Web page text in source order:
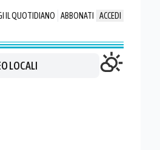
IL QUOTIDIANO ABBONATI ACCEDI
LOCALI